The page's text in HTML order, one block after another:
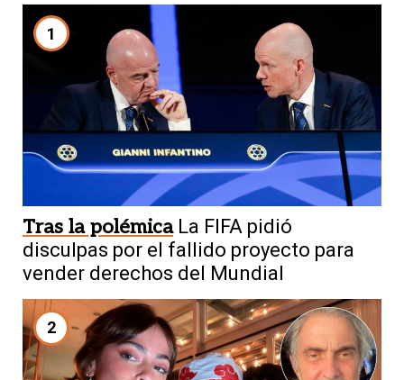
1
Tras la polémica La FIFA pidió
disculpas por el fallido proyecto para
vender derechos del Mundial
2